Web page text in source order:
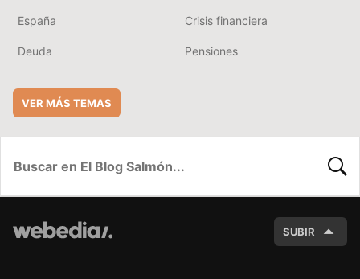
España Crisis financiera
Deuda Pensiones
VER MÁS TEMAS
SUBIR